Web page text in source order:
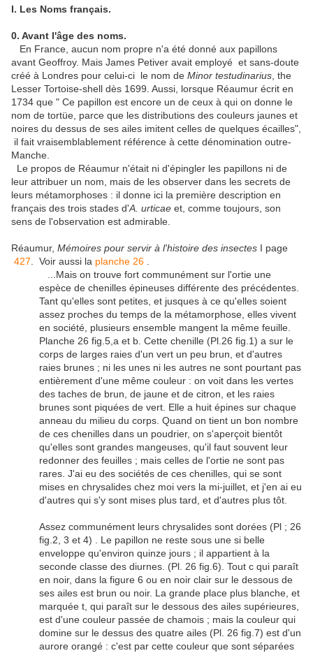
I. Les Noms français.
0. Avant l'âge des noms.
En France, aucun nom propre n'a été donné aux papillons
avant Geoffroy. Mais James Petiver avait employé et sans-doute
créé à Londres pour celui-ci le nom de Minor testudinarius , the
Lesser Tortoise-shell dès 1699. Aussi, lorsque Réaumur écrit en
1734 que " Ce papillon est encore un de ceux à qui on donne le
nom de tortüe, parce que les distributions des couleurs jaunes et
noires du dessus de ses ailes imitent celles de quelques écailles",
il fait vraisemblablement référence à cette dénomination outre-
Manche.
Le propos de Réaumur n'était ni d'épingler les papillons ni de
leur attribuer un nom, mais de les observer dans les secrets de
leurs métamorphoses : il donne ici la première description en
français des trois stades d'A. urticae et, comme toujours, son
sens de l'observation est admirable.
Réaumur, Mémoires pour servir à l'histoire des insectes I page
427 . Voir aussi la planche 26
...Mais on trouve fort communément sur l'ortie une
espèce de chenilles épineuses différente des précédentes.
Tant qu'elles sont petites, et jusques à ce qu'elles soient
assez proches du temps de la métamorphose, elles vivent
en société, plusieurs ensemble mangent la même feuille.
Planche 26 fig.5,a et b. Cette chenille (Pl.26 fig.1) a sur le
corps de larges raies d'un vert un peu brun, et d'autres
raies brunes ; ni les unes ni les autres ne sont pourtant pas
entièrement d'une même couleur : on voit dans les vertes
des taches de brun, de jaune et de citron, et les raies
brunes sont piquées de vert. Elle a huit épines sur chaque
anneau du milieu du corps. Quand on tient un bon nombre
de ces chenilles dans un poudrier, on s'aperçoit bientôt
qu'elles sont grandes mangeuses, qu'il faut souvent leur
redonner des feuilles ; mais celles de l'ortie ne sont pas
rares. J'ai eu des sociétés de ces chenilles, qui se sont
mises en chrysalides chez moi vers la mi-juillet, et j'en ai eu
d'autres qui s'y sont mises plus tard, et d'autres plus tôt.
Assez communément leurs chrysalides sont dorées (Pl ; 26
fig.2, 3 et 4) . Le papillon ne reste sous une si belle
enveloppe qu'environ quinze jours ; il appartient à la
seconde classe des diurnes. (Pl. 26 fig.6). Tout c qui paraît
en noir, dans la figure 6 ou en noir clair sur le dessous de
ses ailes est brun ou noir. La grande place plus blanche, et
marquée t, qui paraît sur le dessous des ailes supérieures,
est d'une couleur passée de chamois ; mais la couleur qui
domine sur le dessus des quatre ailes (Pl. 26 fig.7) est d'un
aurore orangé : c'est par cette couleur que sont séparées